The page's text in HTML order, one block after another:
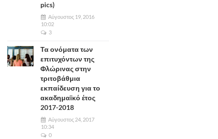
pics)
Αύγουστος 19, 2016
10:02
3
Τα ονόματα των
επιτυχόντων της
Φλώρινας στην
τριτοβάθμια
εκπαίδευση για το
ακαδημαϊκό έτος
2017-2018
Αύγουστος 24, 2017
10:34
0